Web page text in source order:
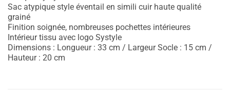
Sac atypique style éventail en simili cuir haute qualité
grainé
Finition soignée, nombreuses pochettes intérieures
Intérieur tissu avec logo Systyle
Dimensions : Longueur : 33 cm / Largeur Socle : 15 cm /
Hauteur : 20 cm